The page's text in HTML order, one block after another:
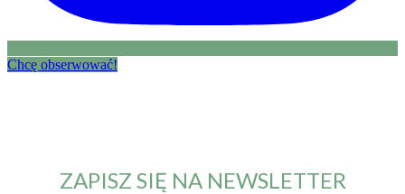
Chcę obserwować!
ZAPISZ SIĘ NA NEWSLETTER